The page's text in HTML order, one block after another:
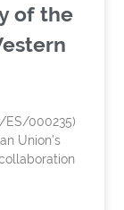
of the
ES/000235)
Union’s